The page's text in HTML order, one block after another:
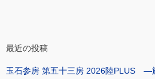
最近の投稿
玉石参房 第五十三房 2026陸PLUS